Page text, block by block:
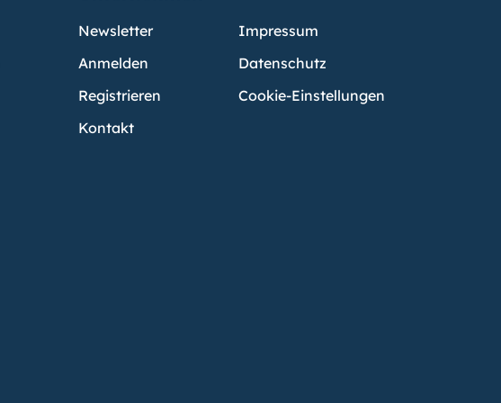
Newsletter
Anmelden
Registrieren
Kontakt
Impressum
Datenschutz
Cookie-Einstellungen